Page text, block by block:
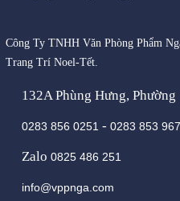
Công Ty TNHH Văn Phòng Phẩm
Trang Trí Noel-Tết.
132A Phùng Hưng,
0283 856 0251 - 0283 853
Zalo 0825 486 251
info@vppnga.com